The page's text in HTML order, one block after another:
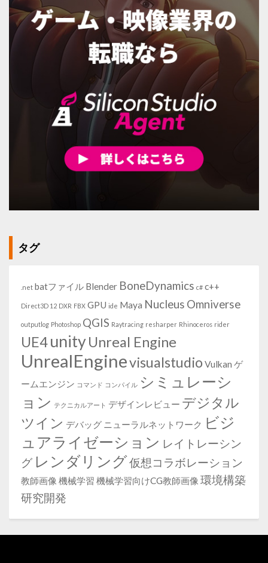
タグ
.net batファイル Blender BoneDynamics c# c++
Direct3D 12 DXR FBX GPU ide Maya Nucleus Omniverse
outputlog Photoshop QGIS Raytracing resharper Rhinoceros rider
UE4unityUnreal Engine
UnrealEnginevisualstudio Vulkan ゲ
ームエンジン コマンド コンパイル シミュレーシ
ョン テクニカルアート デザインレビュー デジタル
ツイン デバッグ ニューラルネットワーク ビジ
ュアライゼーション レイトレーシン
グ レンダリング仮想コラボレーション
教師画像 機械学習 機械学習向けCG教師画像 環境構築
研究開発